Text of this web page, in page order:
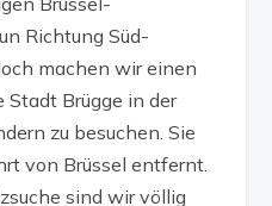
Richtung Süd-
machen wir einen
Stadt Brügge in der
zu besuchen. Sie
von Brüssel entfernt.
sind wir völlig